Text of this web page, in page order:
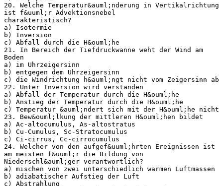
20. Welche Temperatur&auml;nderung in Vertikalrichtung
ist f&uuml;r Advektionsnebel
charakteristisch?
a) Isotermie
b) Inversion
c) Abfall durch die H&ouml;he
21. In Bereich der Tiefdruckwanne weht der Wind am
Boden
a) im Uhrzeigersinn
b) entgegen dem Uhrzeigersinn
c) die Windrichtung h&auml;ngt nicht vom Zeigersinn ab
22. Unter Inversion wird verstanden
a) Abfall der Temperatur durch die H&ouml;he
b) Anstieg der Temperatur durch die H&ouml;he
c) Temperatur &auml;ndert sich mit der H&ouml;he nicht
23. Bew&ouml;lkung der mittleren H&ouml;hen bildet
a) Ac-altocumulus, As-altostratus
b) Cu-Cumulus, Sc-Stratocumulus
c) Ci-cirrus, Cc-cirrocumulus
24. Welcher von den aufgef&uuml;hrten Ereignissen ist
am meisten f&uuml;r die Bildung von
Niederschl&auml;ger verantwortlich?
a) mischen von zwei unterschiedlich warmen Luftmassen
b) adiabatischer Aufstieg der Luft
c) Abstrahlung